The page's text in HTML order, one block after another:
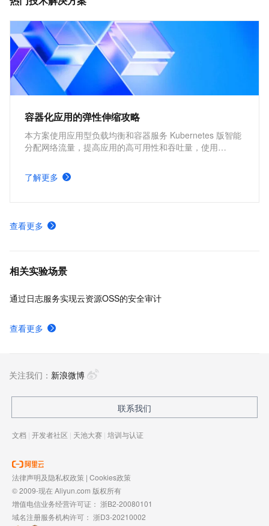
容器化应用的弹性伸缩攻略
本方案使用应用型负载均衡和容器服务 Kubernetes 版智能
分配网络流量，提高应用的高可用性和吞吐量，使用
Kubernetes 的 Horizontal Pod Autoscaler 内置组件进行弹
性伸缩，提升资源利用率，缩减资源成本。
了解更多
查看更多
相关实验场景
通过日志服务实现云资源OSS的安全审计
查看更多
关注我们： 新浪微博
联系我们
文档 | 开发者社区 | 天池大赛 | 培训与认证
法律声明及隐私权政策 | Cookies政策
© 2009-现在 Aliyun.com 版权所有
增值电信业务经营许可证： 浙B2-20080101
域名注册服务机构许可： 浙D3-20210002